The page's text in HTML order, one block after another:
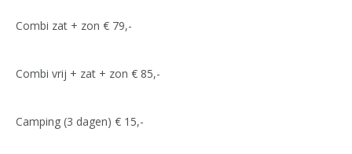
Combi zat + zon € 79,-
Combi vrij + zat + zon € 85,-
Camping (3 dagen) € 15,-